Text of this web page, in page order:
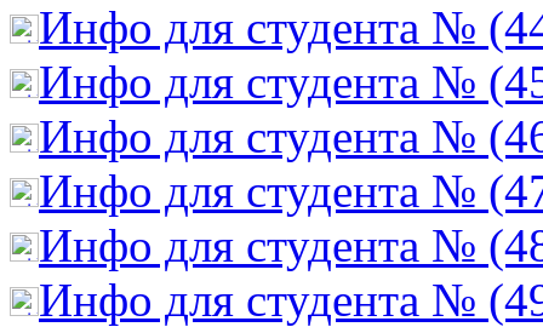
Инфо для студента №
Инфо для студента №
Инфо для студента №
Инфо для студента №
Инфо для студента №
Инфо для студента №